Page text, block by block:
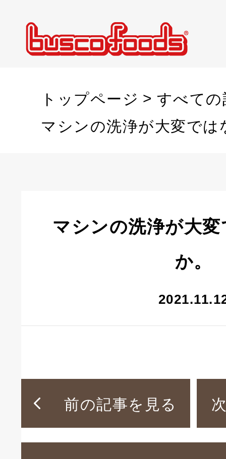
トップページ
すべての
マシンの洗浄が大変では
マシンの洗浄が大
か。
前の記事を見る